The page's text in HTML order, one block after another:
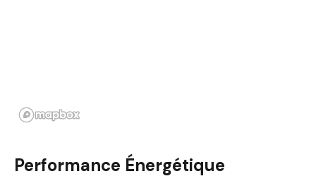
Performance Énergétique